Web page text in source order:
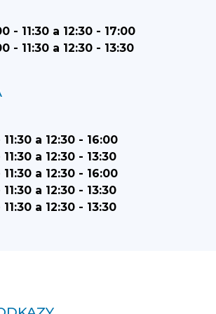
- 11:30 a 12:30 - 17:00
- 11:30 a 12:30 - 13:30
a 12:30 - 16:00
a 12:30 - 13:30
a 12:30 - 16:00
a 12:30 - 13:30
a 12:30 - 13:30